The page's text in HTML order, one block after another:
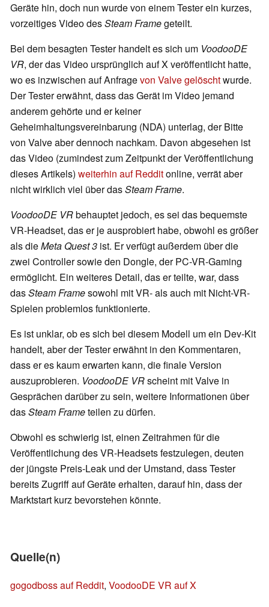
Geräte hin, doch nun wurde von einem Tester ein kurzes,
vorzeitiges Video desSteam Framegeteilt.
Bei dem besagten Tester handelt es sich um VoodooDE
VR, der das Video ursprünglich auf X veröffentlicht hatte,
wo es inzwischen auf Anfragevon Valve gelöschtwurde.
Der Tester erwähnt, dass das Gerät im Video jemand
anderem gehörte und er keiner
Geheimhaltungsvereinbarung (NDA) unterlag, der Bitte
von Valve aber dennoch nachkam. Davon abgesehen ist
das Video (zumindest zum Zeitpunkt der Veröffentlichung
dieses Artikels) weiterhin auf Redditonline, verrät aber
nicht wirklich viel über dasSteam Frame.
VoodooDE VRbehauptet jedoch, es sei das bequemste
VR-Headset, das er je ausprobiert habe, obwohl es größer
als dieMeta Quest 3 ist. Er verfügt außerdem über die
zwei Controller sowie den Dongle, der PC-VR-Gaming
ermöglicht. Ein weiteres Detail, das er teilte, war, dass
dasSteam Framesowohl mit VR- als auch mit Nicht-VR-
Spielen problemlos funktionierte.
Es ist unklar, ob es sich bei diesem Modell um ein Dev-Kit
handelt, aber der Tester erwähnt in den Kommentaren,
dass er es kaum erwarten kann, die finale Version
auszuprobieren. VoodooDE VRscheint mit Valve in
Gesprächen darüber zu sein, weitere Informationen über
dasSteam Frameteilen zu dürfen.
Obwohl es schwierig ist, einen Zeitrahmen für die
Veröffentlichung des VR-Headsets festzulegen, deuten
der jüngste Preis-Leak und der Umstand, dass Tester
bereits Zugriff auf Geräte erhalten, darauf hin, dass der
Marktstart kurz bevorstehen könnte.
Quelle(n)
gogodboss auf Reddit, VoodooDE VR auf X